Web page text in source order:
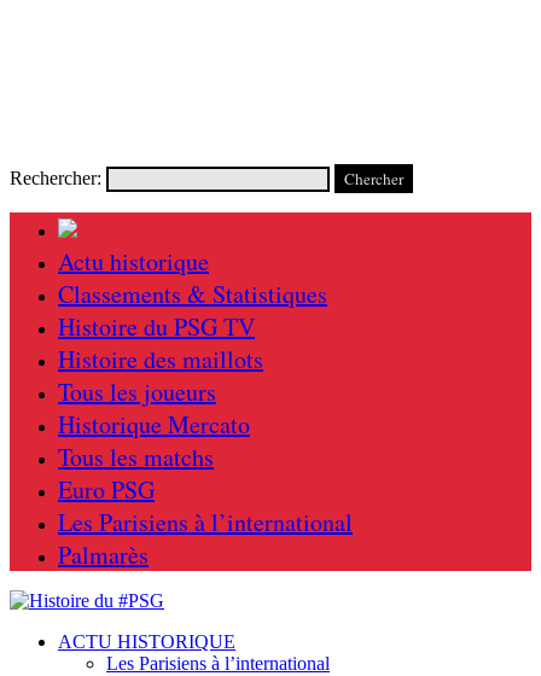
Rechercher:
Actu historique
Classements & Statistiques
Histoire du PSG TV
Histoire des maillots
Tous les joueurs
Historique Mercato
Tous les matchs
Euro PSG
Les Parisiens à l’international
Palmarès
ACTU HISTORIQUE
Les Parisiens à l’international